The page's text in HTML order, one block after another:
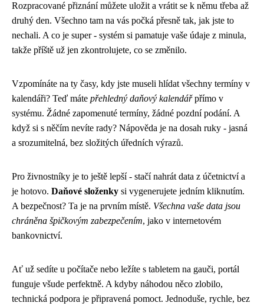
Rozpracované přiznání můžete uložit a vrátit se k němu třeba až
druhý den. Všechno tam na vás počká přesně tak, jak jste to
nechali. A co je super - systém si pamatuje vaše údaje z minula,
takže příště už jen zkontrolujete, co se změnilo.
Vzpomínáte na ty časy, kdy jste museli hlídat všechny termíny v
kalendáři? Teď máte přehledný daňový kalendářpřímo v
systému. Žádné zapomenuté termíny, žádné pozdní podání. A
když si s něčím nevíte rady? Nápověda je na dosah ruky - jasná
a srozumitelná, bez složitých úředních výrazů.
Pro živnostníky je to ještě lepší - stačí nahrát data z účetnictví a
je hotovo. Daňové složenky si vygenerujete jedním kliknutím.
A bezpečnost? Ta je na prvním místě. Všechna vaše data jsou
chráněna špičkovým zabezpečením, jako v internetovém
bankovnictví.
Ať už sedíte u počítače nebo ležíte s tabletem na gauči, portál
funguje všude perfektně. A kdyby náhodou něco zlobilo,
technická podpora je připravená pomoct. Jednoduše, rychle, bez